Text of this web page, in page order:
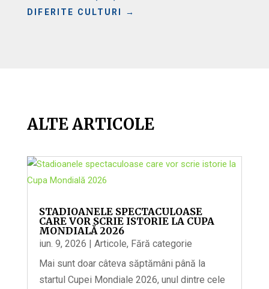
DIFERITE CULTURI
→
ALTE ARTICOLE
STADIOANELE SPECTACULOASE
CARE VOR SCRIE ISTORIE LA CUPA
MONDIALĂ 2026
iun. 9, 2026 | Articole, Fără categorie
Mai sunt doar câteva săptămâni până la
startul Cupei Mondiale 2026, unul dintre cele